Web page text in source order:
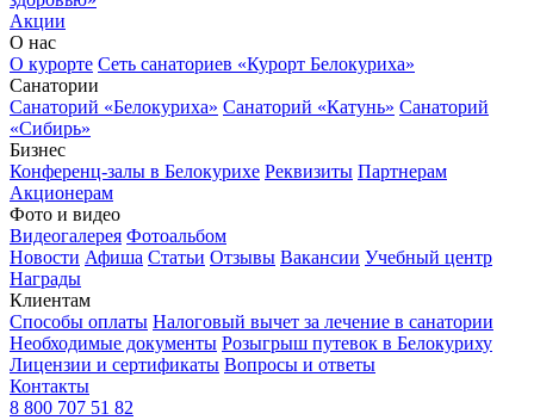
Акции
О нас
О курорте Сеть санаториев «Курорт Белокуриха»
Санатории
Санаторий «Белокуриха» Санаторий «Катунь» Санаторий
«Сибирь»
Бизнес
Конференц-залы в Белокурихе Реквизиты Партнерам
Акционерам
Фото и видео
Видеогалерея Фотоальбом
Новости Афиша Статьи Отзывы Вакансии Учебный центр
Награды
Клиентам
Способы оплаты Налоговый вычет за лечение в санатории
Необходимые документы Розыгрыш путевок в Белокуриху
Лицензии и сертификаты Вопросы и ответы
Контакты
8 800 707 51 82